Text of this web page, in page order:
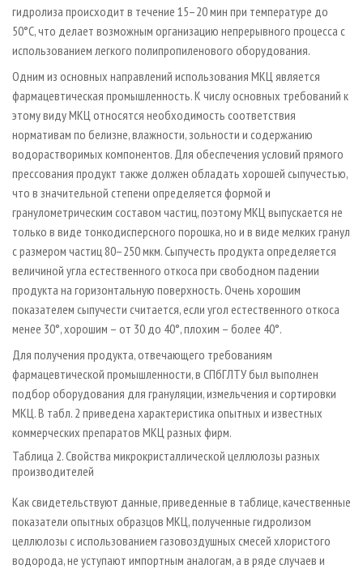
гидролиза происходит в течение 15–20 мин при температуре до
50°С, что делает возможным организацию непрерывного процесса с
использованием легкого полипропиленового оборудования.
Одним из основных направлений использования МКЦ является
фармацевтическая промышленность. К числу основных требований к
этому виду МКЦ относятся необходимость соответствия
нормативам по белизне, влажности, зольности и содержанию
водорастворимых компонентов. Для обеспечения условий прямого
прессования продукт также должен обладать хорошей сыпучестью,
что в значительной степени определяется формой и
гранулометрическим составом частиц, поэтому МКЦ выпускается не
только в виде тонкодисперсного порошка, но и в виде мелких гранул
с размером частиц 80–250 мкм. Сыпучесть продукта определяется
величиной угла естественного откоса при свободном падении
продукта на горизонтальную поверхность. Очень хорошим
показателем сыпучести считается, если угол естественного откоса
менее 30°, хорошим – от 30 до 40°, плохим – более 40°.
Для получения продукта, отвечающего требованиям
фармацевтической промышленности, в СПбГЛТУ был выполнен
подбор оборудования для грануляции, измельчения и сортировки
МКЦ. В табл. 2 приведена характеристика опытных и известных
коммерческих препаратов МКЦ разных фирм.
Таблица 2. Свойства микрокристаллической целлюлозы разных
производителей
Как свидетельствуют данные, приведенные в таблице, качественные
показатели опытных образцов МКЦ, полученные гидролизом
целлюлозы с использованием газовоздушных смесей хлористого
водорода, не уступают импортным аналогам, а в ряде случаев и